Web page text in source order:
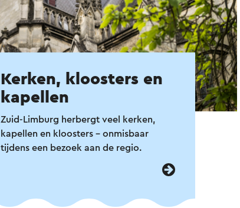
Kerken, kloosters en
kapellen
Zuid-Limburg herbergt veel kerken,
kapellen en kloosters – onmisbaar
tijdens een bezoek aan de regio.